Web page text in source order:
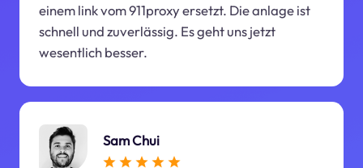
einem link vom 911proxy ersetzt. Die anlage ist
schnell und zuverlässig. Es geht uns jetzt
wesentlich besser.
Sam Chui